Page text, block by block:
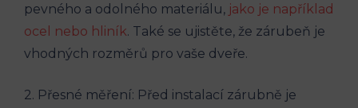
pevného a odolného materiálu, jako je například
ocel nebo hliník. Také se ujistěte, že zárubeň je
vhodných rozměrů pro vaše dveře.
2. Přesné měření: Před instalací zárubně je